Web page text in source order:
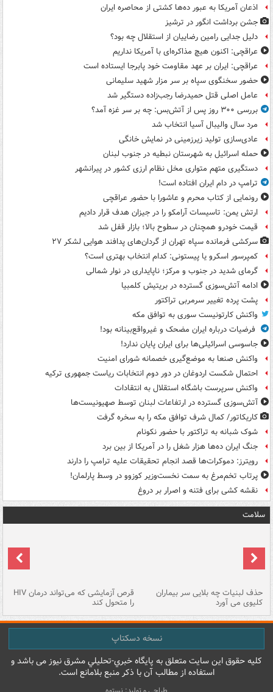
اذعان آمریکا به عبور ده‌ها کشتی از محاصره ایران
جشن برداشت انگور در ترشیز
دلیل جدایی رامین رضاییان از استقلال چه بود؟
عراقچی: اکنون هیچ مذاکره‌ای با آمریکا نداریم
عراقچی: ایران بر عهد مقاومت خود پابرجا ایستاده است
حضور سخنگوی سپاه بر سر مزار شهید سلیمانی
عامل اصلی قتل حمیدرضا رجب‌زاده دستگیر شد
بررسی ۳۰۰ روز پس از آتش‌بس: چه بر سر غزه آمد؟
مرد سال والیبال آسیا انتخاب شد
عادی‌سازی تولید زیرزمینی در نمایش خانگی
حمله اسرائیل به شهرستان نبطیه در جنوب لبنان
دستگیری متهم متواری مخل نظام ارزی کشور در پیرانشهر
ترامپ در دام ایران افتاده است!
رونمایی از کتاب محرم و عاشورا با حضور عراقچی
ارتش یمن: تاسیسات آرامکو را در جیزان هدف قرار دادیم
قیمت خودرو همچنان در سطوح بالا؛ بازار قفل شد
سرکشی فرمانده سپاه تهران از گردان‌های پدافند هوایی لشکر ۲۷
کمپرسور اسکرو یا پیستونی: کدام انتخاب بهتری است؟
گرمای شدید در جنوب و مرکز؛ ناپایداری در نوار شمالی
ادامه آتش‌سوزی گسترده در بریتیش کلمبیا
پشت پرده تغییر سرمربی تراکتور
واکنش کارتونیست سوری به توافق مکه
فرضیات درباره ایران مضحک و غیرواقع‌بینانه بود!
جاسوسی اسرائیلی‌ها برای ایران پایان ندارد!
واکنش صنعا به موضع‌گیری خصمانه شورای امنیت
احتمال شکست اردوغان در دور دوم انتخابات ریاست جمهوری ترکیه
واکنش سرپرست باشگاه استقلال به انتقادات
آتش‌سوزی گسترده در ارتفاعات لبنان توسط صهیونیست‌ها
کاریکاتور/ کمال شرف توافق مکه را به سخره گرفت
شوک شبانه به تراکتور با حضور نکونام
جنگ ایران ده‌ها هزار شغل را در آمریکا از بین برد
رویترز: دموکرات‌ها قصد انجام تحقیقات علیه ترامپ را دارند
پرتاب تخم‌مرغ به سمت نخست‌وزیر کوزوو در وسط پارلمان!
نقشه کشی برای فتنه و اصرار بر دروغ
سلامت
حذف لبنیات چه بلایی سر بیماران
کلیوی می آورد
قرص آزمایشی که می‌تواند درمان HIV
را متحول کند
نسخه دسکتاپ
کليه حقوق اين سايت متعلق به پایگاه خبري-تحليلي مشرق نيوز می باشد و
استفاده از مطالب آن با ذکر منبع بلامانع است.